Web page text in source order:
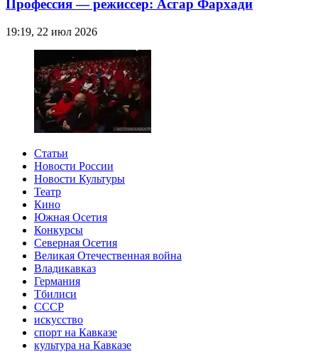
Профессия — режиссер: Асгар Фархади
19:19, 22 июл 2026
Статьи
Новости России
Новости Культуры
Театр
Кино
Южная Осетия
Конкурсы
Северная Осетия
Великая Отечественная война
Владикавказ
Германия
Тбилиси
СССР
искусство
спорт на Кавказе
культура на Кавказе